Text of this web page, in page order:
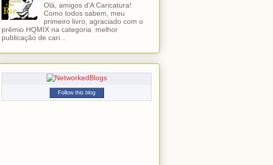
Olá, amigos d'A Caricatura!
Como todos sabem, meu
primeiro livro, agraciado com o
prêmio HQMIX na categoria melhor
publicação de cari...
Follow this blog